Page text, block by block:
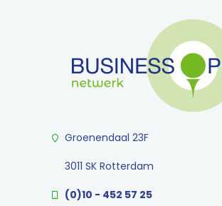
Groenendaal 23F
3011 SK Rotterdam
(0)10 - 452 57 25